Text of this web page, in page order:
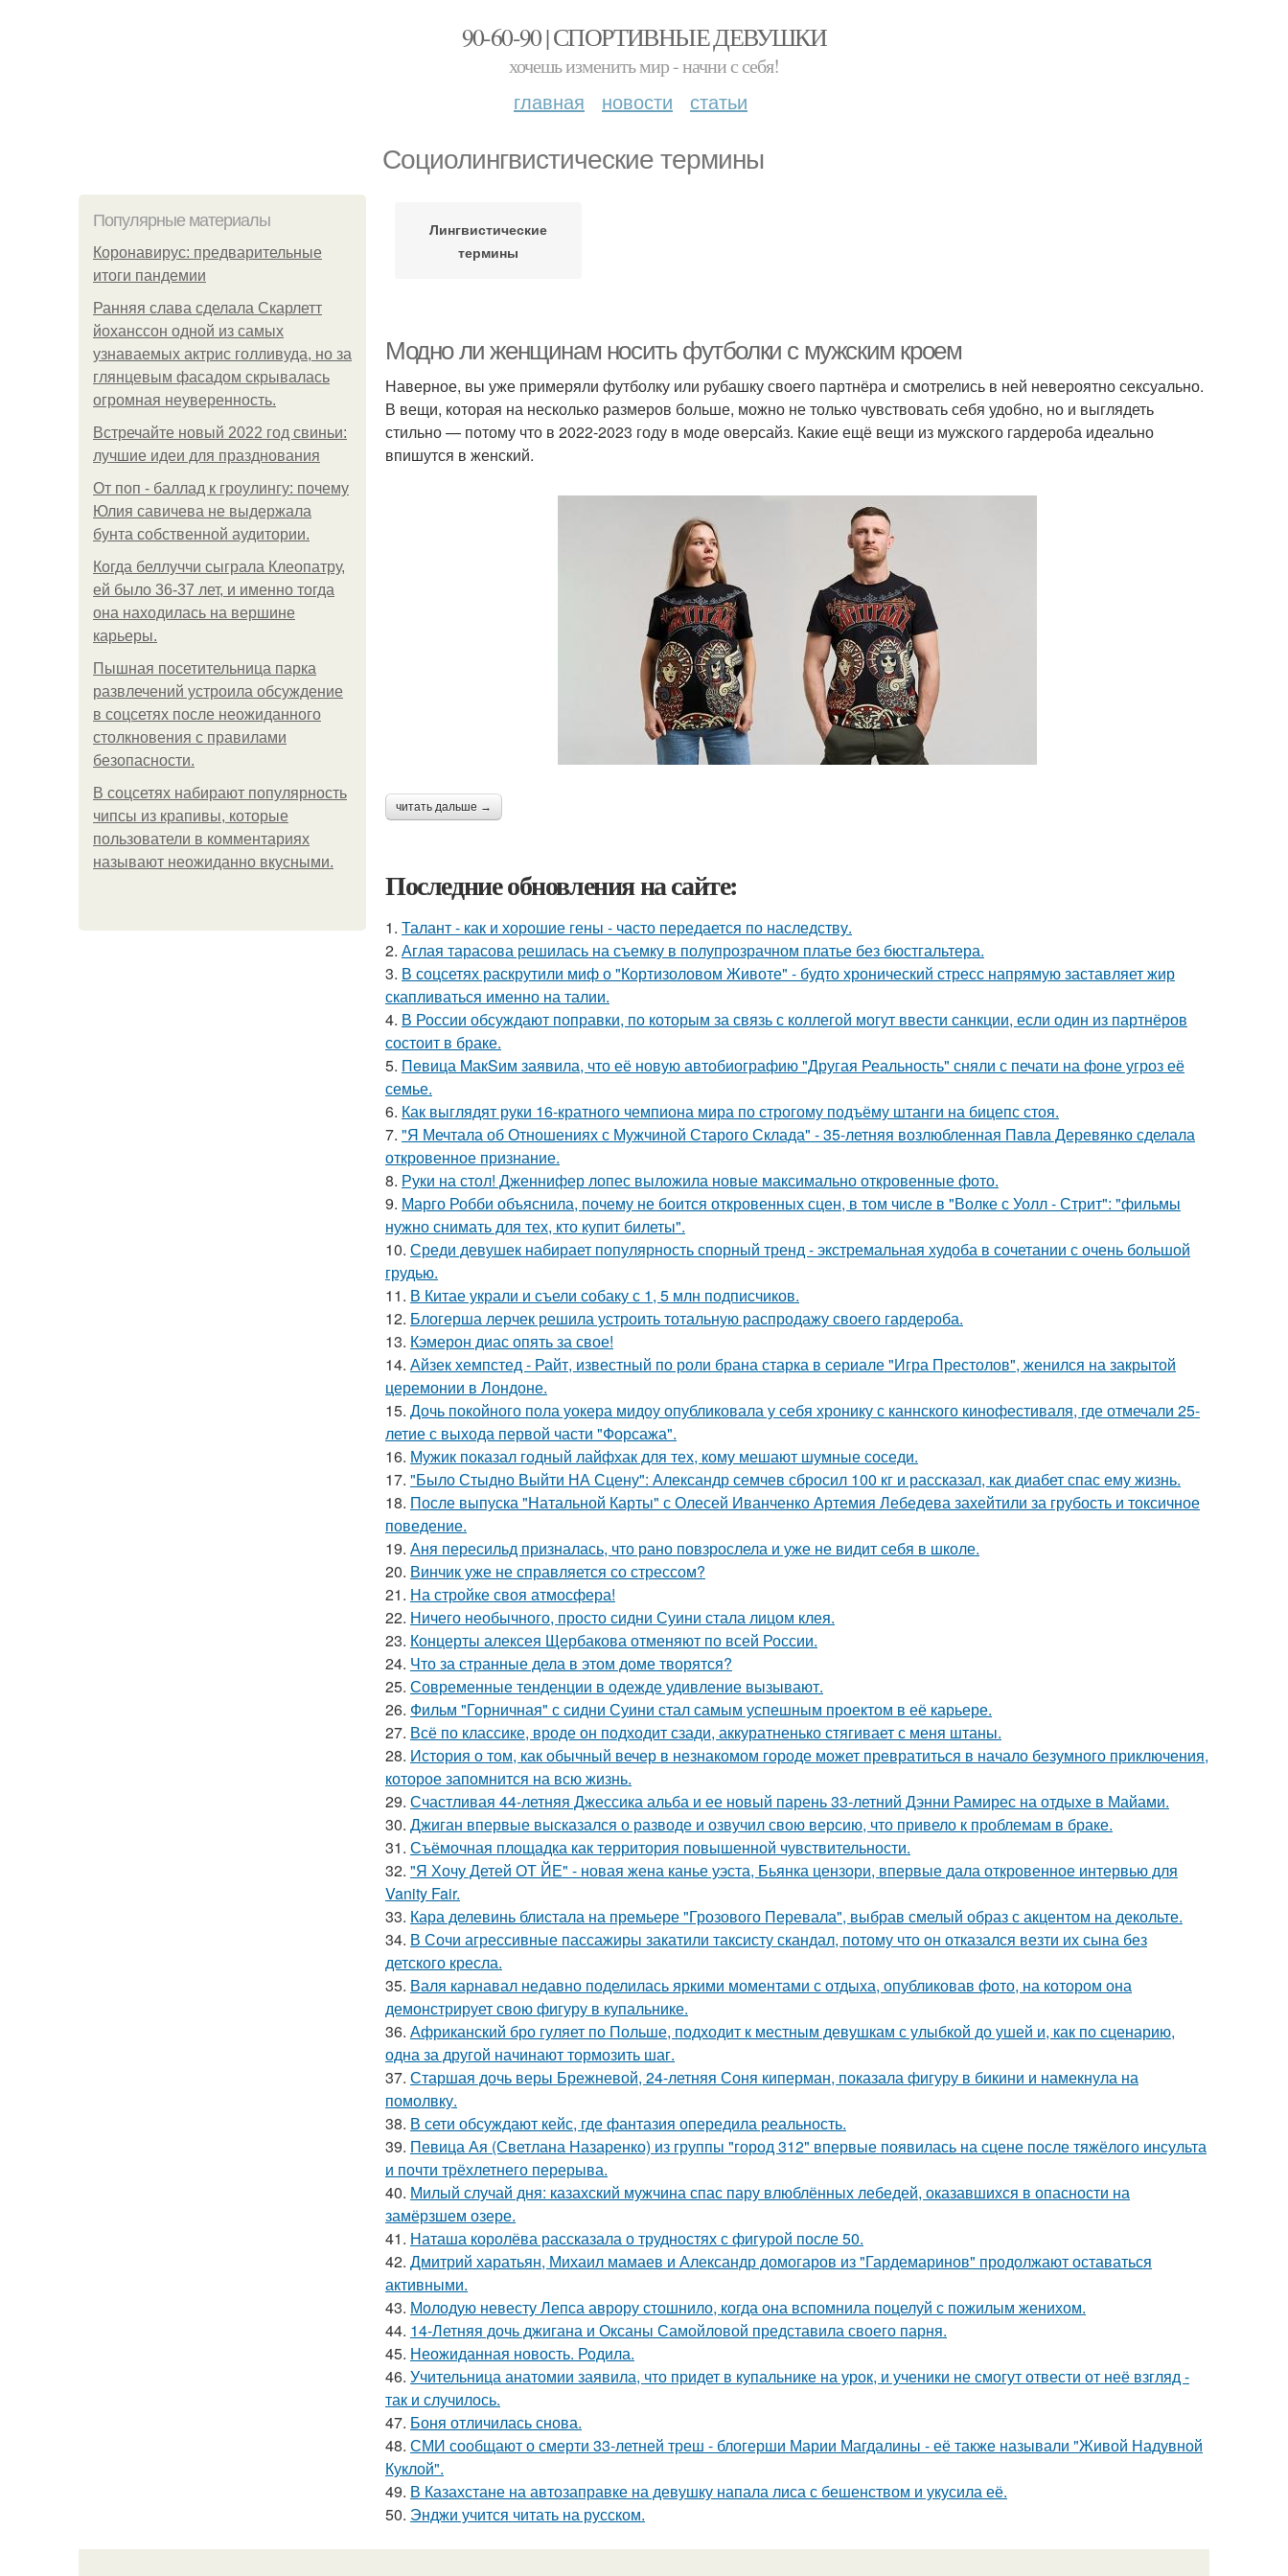
90-60-90 | СПОРТИВНЫЕ ДЕВУШКИ
хочешь изменить мир - начни с себя!
главная новости статьи
Социолингвистические термины
Популярные материалы
Коронавирус: предварительные
итоги пандемии
Ранняя слава сделала Скарлетт
йоханссон одной из самых
узнаваемых актрис голливуда, но за
глянцевым фасадом скрывалась
огромная неуверенность.
Встречайте новый 2022 год свиньи:
лучшие идеи для празднования
От поп - баллад к гроулингу: почему
Юлия савичева не выдержала
бунта собственной аудитории.
Когда беллуччи сыграла Клеопатру,
ей было 36-37 лет, и именно тогда
она находилась на вершине
карьеры.
Пышная посетительница парка
развлечений устроила обсуждение
в соцсетях после неожиданного
столкновения с правилами
безопасности.
В соцсетях набирают популярность
чипсы из крапивы, которые
пользователи в комментариях
называют неожиданно вкусными.
Лингвистические
термины
Модно ли женщинам носить футболки с мужским кроем
Наверное, вы уже примеряли футболку или рубашку своего партнёра и смотрелись в ней невероятно сексуально.
В вещи, которая на несколько размеров больше, можно не только чувствовать себя удобно, но и выглядеть
стильно — потому что в 2022-2023 году в моде оверсайз. Какие ещё вещи из мужского гардероба идеально
впишутся в женский.
читать дальше →
Последние обновления на сайте:
1. Талант - как и хорошие гены - часто передается по наследству.
2. Аглая тарасова решилась на съемку в полупрозрачном платье без бюстгальтера.
3. В соцсетях раскрутили миф о "Кортизоловом Животе" - будто хронический стресс напрямую заставляет жир
скапливаться именно на талии.
4. В России обсуждают поправки, по которым за связь с коллегой могут ввести санкции, если один из партнёров
состоит в браке.
5. Пeвица MакSим заявила, что её новую автобиографию "Другая Реальность" сняли с печати на фоне угроз её
семье.
6. Как выглядят руки 16-кратного чемпиона мира по строгому подъёму штанги на бицепс стоя.
7. "Я Мечтала об Отношениях с Мужчиной Старого Склада" - 35-летняя возлюбленная Павла Деревянко сделала
откровенное признание.
8. Руки на стол! Дженнифер лопес выложила новые максимально откровенные фото.
9. Марго Робби объяснила, почему не боится откровенных сцен, в том числе в "Волке с Уолл - Стрит": "фильмы
нужно снимать для тех, кто купит билеты".
10. Среди девушек набирает популярность спорный тренд - экстремальная худоба в сочетании с очень большой
грудью.
11. В Китае украли и съели собаку с 1, 5 млн подписчиков.
12. Блогерша лерчек решила устроить тотальную распродажу своего гардероба.
13. Кэмерон диас опять за свое!
14. Айзек хемпстед - Райт, известный по роли брана старка в сериале "Игра Престолов", женился на закрытой
церемонии в Лондоне.
15. Дочь покойного пола уокера мидоу опубликовала у себя хронику с каннского кинофестиваля, где отмечали 25-
летие с выхода первой части "Форсажа".
16. Мужик показал годный лайфхак для тех, кому мешают шумные соседи.
17. "Было Стыдно Выйти НА Сцену": Александр семчев сбросил 100 кг и рассказал, как диабет спас ему жизнь.
18. После выпуска "Натальной Карты" с Олесей Иванченко Артемия Лебедева захейтили за грубость и токсичное
поведение.
19. Аня пересильд призналась, что рано повзрослела и уже не видит себя в школе.
20. Винчик уже не справляется со стрессом?
21. На стройке своя атмосфера!
22. Ничего необычного, просто сидни Суини стала лицом клея.
23. Концерты алексея Щербакова отменяют по всей России.
24. Что за странные дела в этом доме творятся?
25. Современные тенденции в одежде удивление вызывают.
26. Фильм "Горничная" с сидни Суини стал самым успешным проектом в её карьере.
27. Всё по классике, вроде он подходит сзади, аккуратненько стягивает с меня штаны.
28. История о том, как обычный вечер в незнакомом городе может превратиться в начало безумного приключения,
которое запомнится на всю жизнь.
29. Счастливая 44-летняя Джессика альба и ее новый парень 33-летний Дэнни Рамирес на отдыхе в Майами.
30. Джиган впервые высказался о разводе и озвучил свою версию, что привело к проблемам в браке.
31. Съёмочная площадка как территория повышенной чувствительности.
32. "Я Хочу Детей ОТ ЙЕ" - новая жена канье уэста, Бьянка цензори, впервые дала откровенное интервью для
Vanity Fair.
33. Кара делевинь блистала на премьере "Грозового Перевала", выбрав смелый образ с акцентом на декольте.
34. В Сочи агрессивные пассажиры закатили таксисту скандал, потому что он отказался везти их сына без
детского кресла.
35. Валя карнавал недавно поделилась яркими моментами с отдыха, опубликовав фото, на котором она
демонстрирует свою фигуру в купальнике.
36. Африканский бро гуляет по Польше, подходит к местным девушкам с улыбкой до ушей и, как по сценарию,
одна за другой начинают тормозить шаг.
37. Старшая дочь веры Брежневой, 24-летняя Соня киперман, показала фигуру в бикини и намекнула на
помолвку.
38. В сети обсуждают кейс, где фантазия опередила реальность.
39. Певица Ая (Светлана Назаренко) из группы "город 312" впервые появилась на сцене после тяжёлого инсульта
и почти трёхлетнего перерыва.
40. Милый случай дня: казахский мужчина спас пару влюблённых лебедей, оказавшихся в опасности на
замёрзшем озере.
41. Наташа королёва рассказала о трудностях с фигурой после 50.
42. Дмитрий харатьян, Михаил мамаев и Александр домогаров из "Гардемаринов" продолжают оставаться
активными.
43. Молодую невесту Лепса аврору стошнило, когда она вспомнила поцелуй с пожилым женихом.
44. 14-Летняя дочь джигана и Оксаны Самойловой представила своего парня.
45. Неожиданная новость. Родила.
46. Учительница анатомии заявила, что придет в купальнике на урок, и ученики не смогут отвести от неё взгляд -
так и случилось.
47. Боня отличилась снова.
48. СМИ сообщают о смерти 33-летней треш - блогерши Марии Магдалины - её также называли "Живой Надувной
Куклой".
49. В Казахстане на автозаправке на девушку напала лиса с бешенством и укусила её.
50. Энджи учится читать на русском.